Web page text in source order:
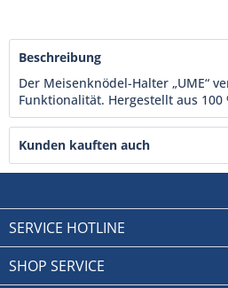
Beschreibung
Der Meisenknödel-Halter „UME“
Funktionalität. Hergestellt aus 100
Kunden kauften auch
SERVICE HOTLINE
SHOP SERVICE